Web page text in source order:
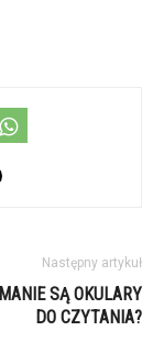
Następny artykuł
SĄ OKULARY
DO CZYTANIA?